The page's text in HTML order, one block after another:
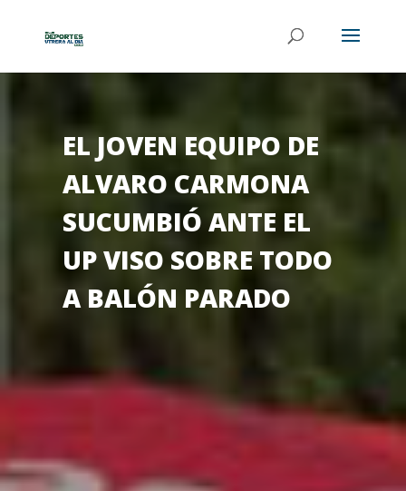
EL JOVEN EQUIPO DE
ALVARO CARMONA
SUCUMBIÓ ANTE EL
UP VISO SOBRE TODO
A BALÓN PARADO